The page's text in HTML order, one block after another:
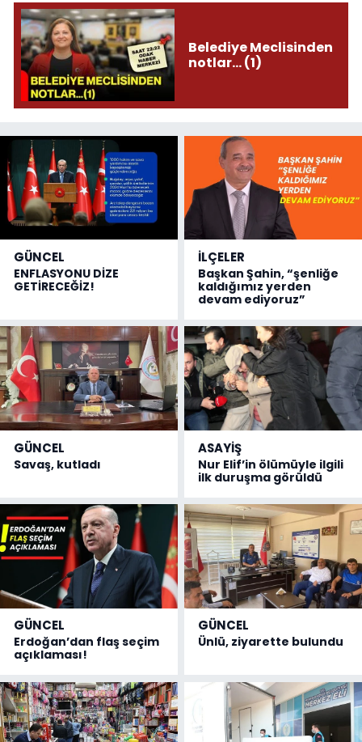
Belediye Meclisinden
notlar... (1)
GÜNCEL
ENFLASYONU DİZE
GETİRECEĞİZ!
İLÇELER
Başkan Şahin, “şenliğe
kaldığımız yerden
devam ediyoruz”
GÜNCEL
Savaş, kutladı
ASAYİŞ
Nur Elif’in ölümüyle ilgili
ilk duruşma görüldü
GÜNCEL
Erdoğan’dan flaş seçim
açıklaması!
GÜNCEL
Ünlü, ziyarette bulundu